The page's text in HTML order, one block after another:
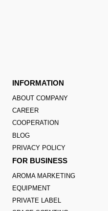
INFORMATION
ABOUT COMPANY
CAREER
COOPERATION
BLOG
PRIVACY POLICY
FOR BUSINESS
AROMA MARKETING
EQUIPMENT
PRIVATE LABEL